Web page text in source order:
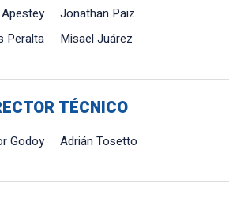
Peralta
Jonathan Paiz
Misael Juárez
TÉCNICO
Godoy Adrián Tosetto